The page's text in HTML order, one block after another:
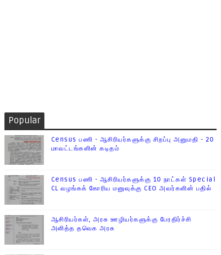
Popular
Census பணி - ஆசிரியர்களுக்கு சிறப்பு அனுமதி - 20
மாவட்டங்களின் கடிதம்
Census பணி - ஆசிரியர்களுக்கு 10 நாட்கள் Special
CL வழங்கக் கோரிய மனுவுக்கு CEO அவர்களின் பதில்
ஆசிரியர்கள், அரசு ஊழியர்களுக்கு பேரதிர்ச்சி
அளித்த தவெக அரசு